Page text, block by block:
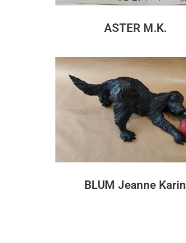
ASTER M.K.
BLUM Jeanne Karin